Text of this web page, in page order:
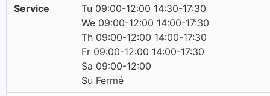
Service
Tu 09:00-12:00 14:30-17:30
We 09:00-12:00 14:00-17:30
Th 09:00-12:00 14:00-17:30
Fr 09:00-12:00 14:00-17:30
Sa 09:00-12:00
Su Fermé